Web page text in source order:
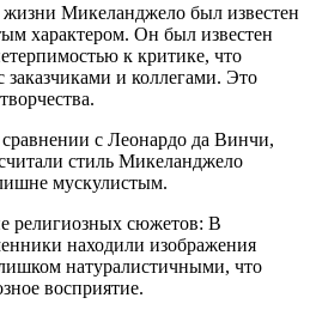
Микеланджело был известен
характером. Он был известен
к критике, что
и коллегами. Это
с Леонардо да Винчи,
стиль Микеланджело
мускулистым.
религиозных сюжетов: В
находили изображения
натуралистичными, что
восприятие.